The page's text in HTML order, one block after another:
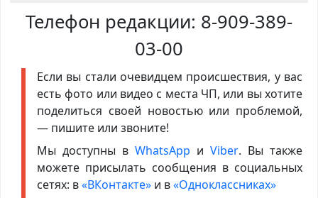
Телефон редакции: 8-909-389-
03-00
Если вы стали очевидцем происшествия, у вас
есть фото или видео с места ЧП, или вы хотите
поделиться своей новостью или проблемой,
— пишите или звоните!
Мы доступны в WhatsApp иViber. Вы также
можете присылать сообщения в социальных
сетях: в«ВКонтакте»и в«Одноклассниках»